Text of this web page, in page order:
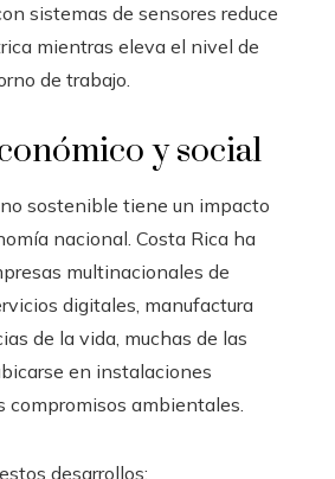
sistemas de sensores reduce
mientras eleva el nivel de
de trabajo.
y social
sostenible tiene un impacto
nacional. Costa Rica ha
multinacionales de
digitales, manufactura
de la vida, muchas de las
en instalaciones
compromisos ambientales.
desarrollos: